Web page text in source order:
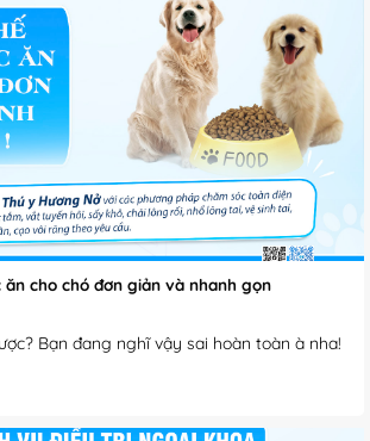
ăn cho chó đơn giản và nhanh gọn
Bạn đang nghĩ vậy sai hoàn toàn à nha!